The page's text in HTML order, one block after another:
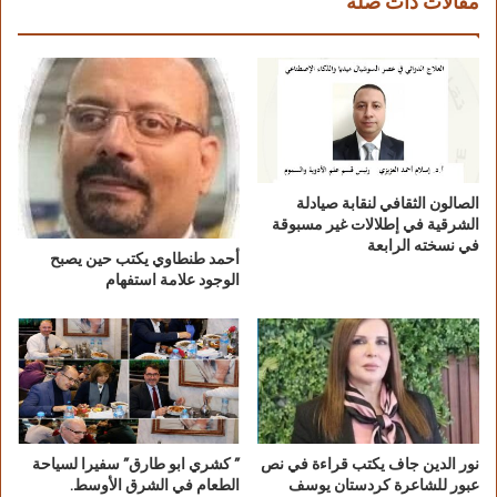
الصالون الثقافي لنقابة صيادلة
الشرقية في إطلالات غير مسبوقة
في نسخته الرابعة
أحمد طنطاوي يكتب حين يصبح
الوجود علامة استفهام
نور الدين جاف يكتب قراءة في نص
عبور للشاعرة كردستان يوسف
” كشري ابو طارق” سفيرا لسياحة
الطعام في الشرق الأوسط.